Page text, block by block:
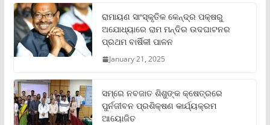
ରାମାୟଣ ସାଂସ୍କୃତିକ କେନ୍ଦ୍ର ପକ୍ଷରୁ
ଅଯୋଧ୍ୟାରେ ରାମ ମନ୍ଦିର ଉଦଘାଟନର
ପ୍ରଥମ ବାର୍ଷିକୀ ପାଳନ
January 21, 2025
ସମ୍‌ରେ ନବଜାତ ଶିଶୁଙ୍କ କ୍ଷେତ୍ରରେ
ପୁର୍ନଜୀବନ ପ୍ରଶିକ୍ଷଣ କାର୍ଯ୍ୟକ୍ରମ
ଆୟୋଜିତ